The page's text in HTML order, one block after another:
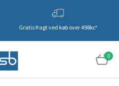
Gratis fragt ved køb over 498kr.*
0